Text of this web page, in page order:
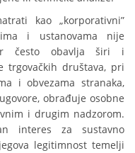
kao „korporativni”
i ustanovama nije
često obavlja širi i
trgovačkih društava, pri
i obvezama stranaka,
obrađuje osobne
i drugim nadzorom.
interes za sustavno
legitimnost temelji